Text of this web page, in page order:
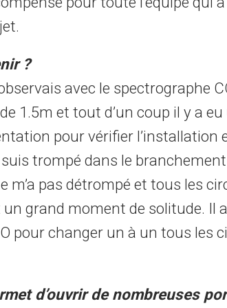
?
avec le spectrographe
1.5m et tout d’un coup il y a eu
pour vérifier l’installation
trompé dans le
m’a pas détrompé et tous les
grand moment de solitude. Il
pour changer un à un tous les
d’ouvrir de nombreuses